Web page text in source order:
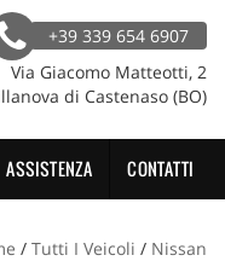
+39 339 654 6907
Via Giacomo Matteotti, 2
di Castenaso (BO)
ASSISTENZA CONTATTI
/ Tutti I Veicoli / Nissan